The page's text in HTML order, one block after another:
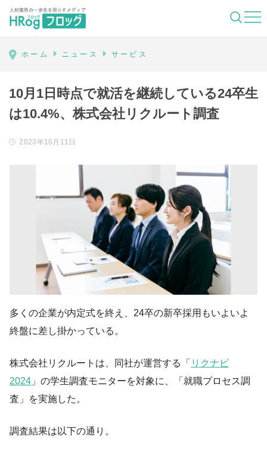
HRog | 人材業界の一歩先を照らすメディ
ホーム ニュース サービス
10月1日時点で就活を継続している24卒生
は10.4%、株式会社リクルート調査
2023年10月11日
多くの企業が内定式を終え、24卒の新卒採用もいよいよ
終盤に差し掛かっている。
株式会社リクルートは、同社が運営する「 リクナビ
2024 」の学生調査モニターを対象に、「就職プロセス調
査」を実施した。
調査結果は以下の通り。